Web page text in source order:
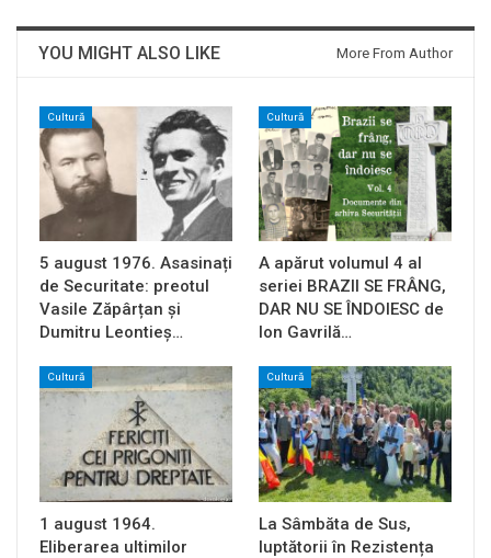
YOU MIGHT ALSO LIKE More From Author
Cultură
5 august 1976. Asasinați
de Securitate: preotul
Vasile Zăpârțan și
Dumitru Leontieș…
Cultură
A apărut volumul 4 al
seriei BRAZII SE FRÂNG,
DAR NU SE ÎNDOIESC de
Ion Gavrilă…
Cultură
1 august 1964.
Eliberarea ultimilor
Cultură
La Sâmbăta de Sus,
luptătorii în Rezistența